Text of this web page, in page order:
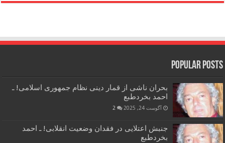
Popular Posts
بحران ناشی از قمار دینی نظام جمهوری اسلامی! ـ
احمد بخردطبع
آگوست 24, 2025 2
جنبش اعتلایی در فقدان وضعیت انقلابی! ـ احمد
بخردطبع